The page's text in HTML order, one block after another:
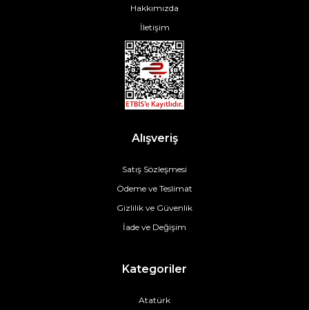
Hakkımızda
İletişim
Alışveriş
Satış Sözleşmesi
Ödeme ve Teslimat
Gizlilik ve Güvenlik
İade ve Değişim
Kategoriler
Atatürk